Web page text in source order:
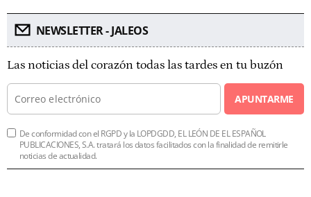
NEWSLETTER - JALEOS
Las noticias del corazón todas las tardes en tu buzón
APUNTARME
De conformidad con el RGPD y la LOPDGDD, EL LEÓN DE EL ESPAÑOL
PUBLICACIONES, S.A. tratará los datos facilitados con la finalidad de remitirle
noticias de actualidad.